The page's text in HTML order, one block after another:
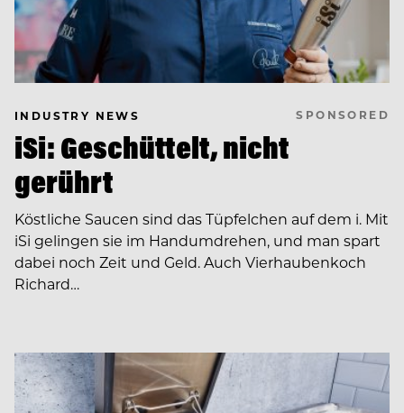
INDUSTRY NEWS SPONSORED
iSi: Geschüttelt, nicht
gerührt
Köstliche Saucen sind das Tüpfelchen auf dem i. Mit
iSi gelingen sie im Handumdrehen, und man spart
dabei noch Zeit und Geld. Auch Vierhaubenkoch
Richard…